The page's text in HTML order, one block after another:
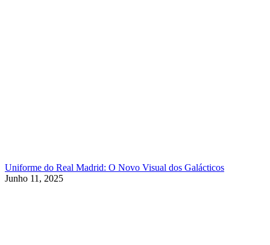
Uniforme do Real Madrid: O Novo Visual dos Galácticos
Junho 11, 2025